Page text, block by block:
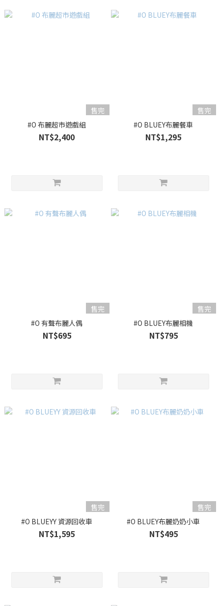
售完
#O 布麗超市遊戲組
NT$2,400
售完
#O BLUEY布麗餐車
NT$1,295
售完
#O 有聲布麗人偶
NT$695
售完
#O BLUEY布麗相機
NT$795
售完
#O BLUEYY 資源回收車
NT$1,595
售完
#O BLUEY布麗奶奶小車
NT$495